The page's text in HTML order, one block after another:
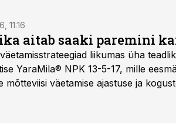
11:16
aitab saaki paremini
liikumas üha
YaraMila® NPK 13-5-17, mille
väetamise ajastuse ja